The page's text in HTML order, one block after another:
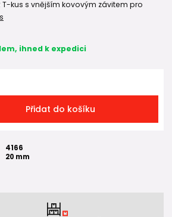
T-kus s vnějším kovovým závitem pro
ihned k expedici
Přidat do košíku
4166
20 mm